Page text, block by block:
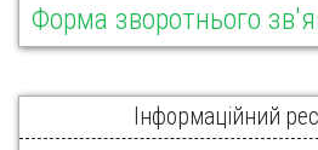
Форма зворотнього
Інформаційний